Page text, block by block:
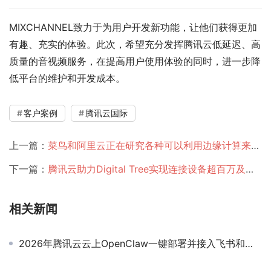
MIXCHANNEL致力于为用户开发新功能，让他们获得更加
有趣、充实的体验。此次，希望充分发挥腾讯云低延迟、高
质量的音视频服务，在提高用户使用体验的同时，进一步降
低平台的维护和开发成本。
客户案例 腾讯云国际
上一篇： 菜鸟和阿里云正在研究各种可以利用边缘计算来提高整个供应链效率的方案。
下一篇： 腾讯云助力Digital Tree实现连接设备超百万及内容浏览量破五千万大关。
相关新闻
2026年腾讯云云上OpenClaw一键部署并接入飞书和钉钉